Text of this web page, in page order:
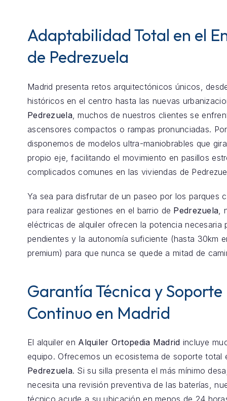
Adaptabilidad Total en el
de Pedrezuela
Madrid presenta retos arquitectónicos únicos,
históricos en el centro hasta las nuevas
Pedrezuela, muchos de nuestros clientes se
ascensores compactos o rampas pronunciadas.
disponemos de modelos ultra-maniobrables que
propio eje, facilitando el movimiento en pasillos
complicados comunes en las viviendas de
Ya sea para disfrutar de un paseo por los parques
para realizar gestiones en el barrio de Pedrezuela
eléctricas de alquiler ofrecen la potencia necesaria
pendientes y la autonomía suficiente (hasta 30km
premium) para que nunca se quede a mitad de
Garantía Técnica y Soporte
Continuo en Madrid
El alquiler en Alquiler Ortopedia Madrid incluye
equipo. Ofrecemos un ecosistema de soporte total
Pedrezuela. Si su silla presenta el más mínimo
necesita una revisión preventiva de las baterías,